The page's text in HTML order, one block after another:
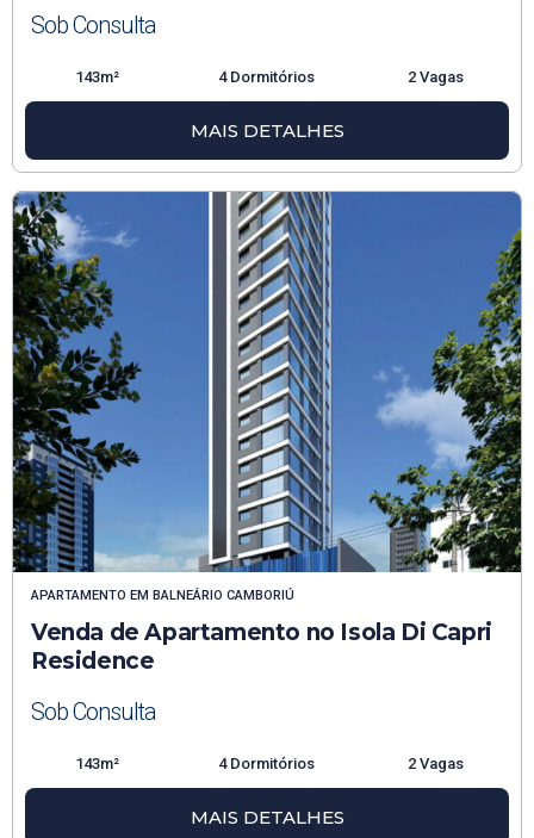
Sob Consulta
143m² 4 Dormitórios 2 Vagas
MAIS DETALHES
APARTAMENTO EM BALNEÁRIO CAMBORIÚ
Venda de Apartamento no Isola Di Capri
Residence
Sob Consulta
143m² 4 Dormitórios 2 Vagas
MAIS DETALHES